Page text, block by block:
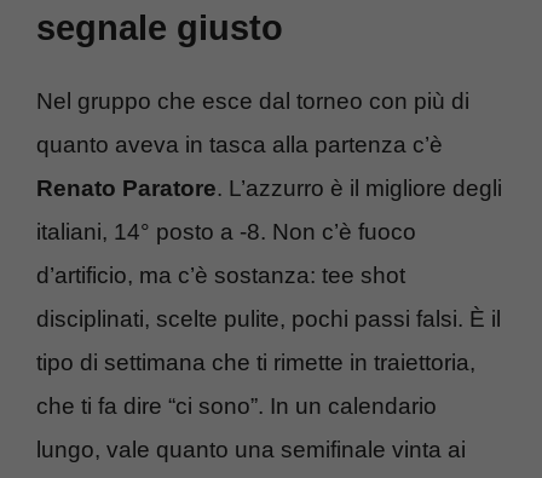
segnale giusto
Nel gruppo che esce dal torneo con più di
quanto aveva in tasca alla partenza c’è
Renato Paratore. L’azzurro è il migliore degli
italiani, 14° posto a -8. Non c’è fuoco
d’artificio, ma c’è sostanza: tee shot
disciplinati, scelte pulite, pochi passi falsi. È il
tipo di settimana che ti rimette in traiettoria,
che ti fa dire “ci sono”. In un calendario
lungo, vale quanto una semifinale vinta ai